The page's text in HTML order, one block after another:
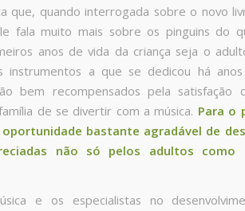
que, quando interrogada sobre o novo
fala muito mais sobre os pinguins do
anos de vida da criança seja o
instrumentos a que se dedicou há
bem recompensados pela satisfação
de se divertir com a música. Para o
bastante agradável de
não só pelos adultos como
e os especialistas no